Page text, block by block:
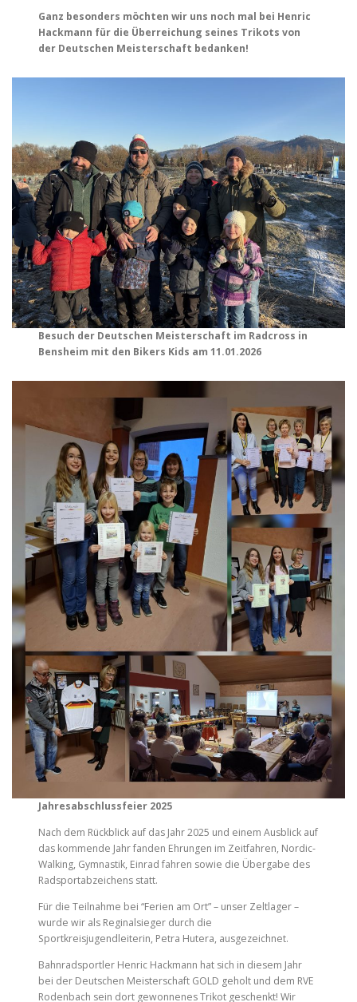
Ganz besonders möchten wir uns noch mal bei Henric
Hackmann für die Überreichung seines Trikots von
der Deutschen Meisterschaft bedanken!
Besuch der Deutschen Meisterschaft im Radcross in
Bensheim mit den Bikers Kids am 11.01.2026
Jahresabschlussfeier 2025
Nach dem Rückblick auf das Jahr 2025 und einem Ausblick auf
das kommende Jahr fanden Ehrungen im Zeitfahren, Nordic-
Walking, Gymnastik, Einrad fahren sowie die Übergabe des
Radsportabzeichens statt.
Für die Teilnahme bei “Ferien am Ort” – unser Zeltlager –
wurde wir als Reginalsieger durch die
Sportkreisjugendleiterin, Petra Hutera, ausgezeichnet.
Bahnradsportler Henric Hackmann hat sich in diesem Jahr
bei der Deutschen Meisterschaft GOLD geholt und dem RVE
Rodenbach sein dort gewonnenes Trikot geschenkt! Wir